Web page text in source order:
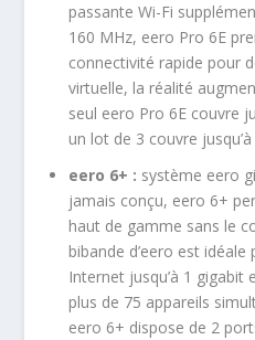
passante Wi-Fi
160 MHz, eero Pro 6E
connectivité rapide pour
virtuelle, la réalité
seul eero Pro 6E couvre
un lot de 3 couvre
eero 6+ : système eero
jamais conçu, eero 6+
haut de gamme sans le
bibande d’eero est
Internet jusqu’à 1
plus de 75 appareils
eero 6+ dispose de 2